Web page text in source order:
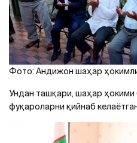
Фото: Андижон шаҳар
Ундан ташқари, шаҳар
фуқароларни қийнаб